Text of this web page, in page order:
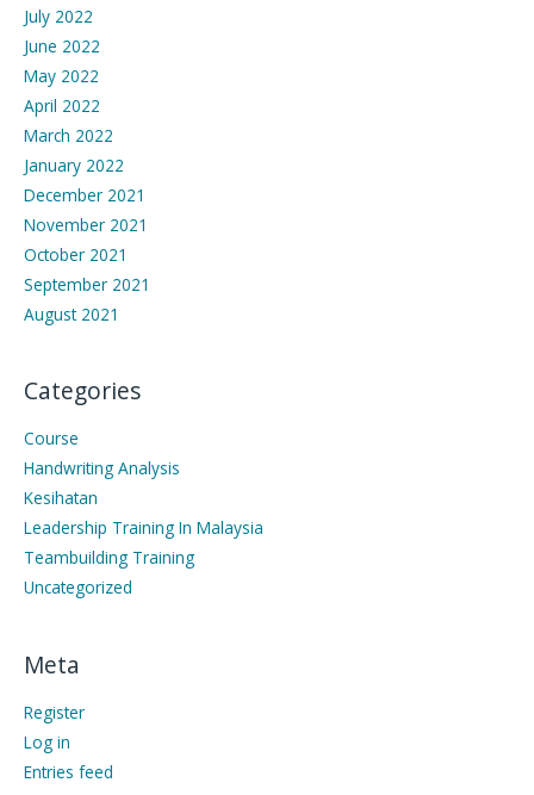
July 2022
June 2022
May 2022
April 2022
March 2022
January 2022
December 2021
November 2021
October 2021
September 2021
August 2021
Categories
Course
Handwriting Analysis
Kesihatan
Leadership Training In Malaysia
Teambuilding Training
Uncategorized
Meta
Register
Log in
Entries feed